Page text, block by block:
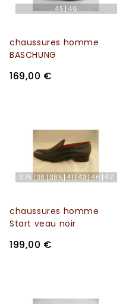
45 46
chaussures homme
BASCHUNG
169,00 €
37½ 38 38½ 41 43 46 47
chaussures homme
Start veau noir
199,00 €